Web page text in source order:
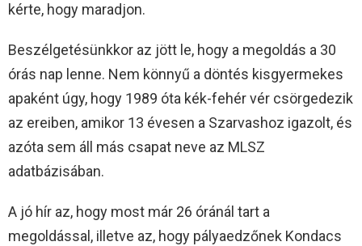
kérte, hogy maradjon.
Beszélgetésünkkor az jött le, hogy a megoldás a 30
órás nap lenne. Nem könnyű a döntés kisgyermekes
apaként úgy, hogy 1989 óta kék-fehér vér csörgedezik
az ereiben, amikor 13 évesen a Szarvashoz igazolt, és
azóta sem áll más csapat neve az MLSZ
adatbázisában.
A jó hír az, hogy most már 26 óránál tart a
megoldással, illetve az, hogy pályaedzőnek Kondacs